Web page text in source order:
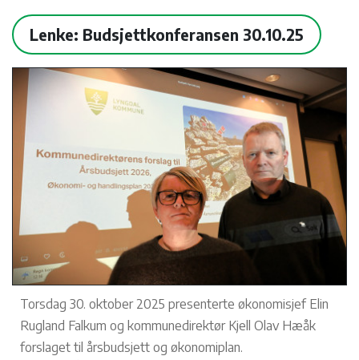
Lenke: Budsjettkonferansen 30.10.25
Torsdag 30. oktober 2025 presenterte økonomisjef Elin
Rugland Falkum og kommunedirektør Kjell Olav Hæåk
forslaget til årsbudsjett og økonomiplan.